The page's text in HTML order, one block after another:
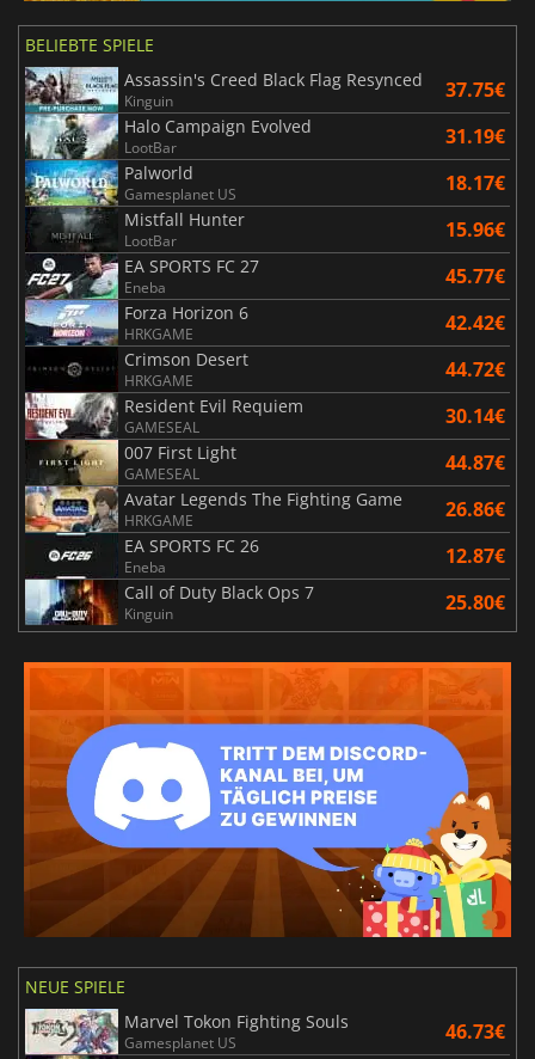
BELIEBTE SPIELE
Assassin's Creed Black Flag Resynced
Kinguin 37.75€
Halo Campaign Evolved
LootBar 31.19€
Palworld
Gamesplanet US 18.17€
Mistfall Hunter
LootBar 15.96€
EA SPORTS FC 27
Eneba 45.77€
Forza Horizon 6
HRKGAME 42.42€
Crimson Desert
HRKGAME 44.72€
Resident Evil Requiem
GAMESEAL 30.14€
007 First Light
GAMESEAL 44.87€
Avatar Legends The Fighting Game
HRKGAME 26.86€
EA SPORTS FC 26
Eneba 12.87€
Call of Duty Black Ops 7
Kinguin 25.80€
NEUE SPIELE
Marvel Tokon Fighting Souls
Gamesplanet US 46.73€